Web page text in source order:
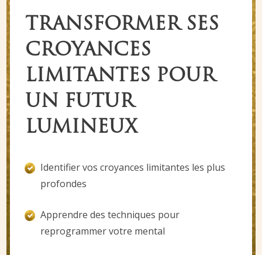
TRANSFORMER SES
CROYANCES
LIMITANTES POUR
UN FUTUR
LUMINEUX
Identifier vos croyances limitantes les plus
profondes
Apprendre des techniques pour
reprogrammer votre mental